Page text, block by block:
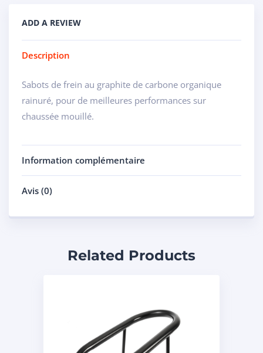
ADD A REVIEW
Description
Sabots de frein au graphite de carbone organique
rainuré, pour de meilleures performances sur
chaussée mouillé.
Information complémentaire
Avis (0)
Related Products